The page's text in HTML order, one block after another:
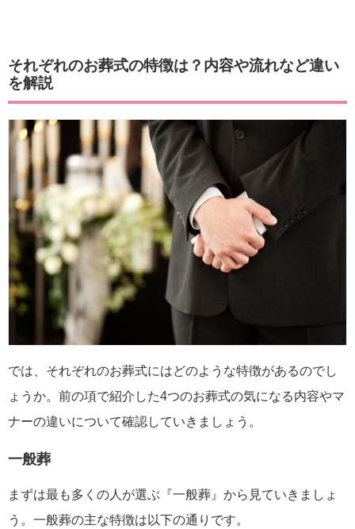
それぞれのお葬式の特徴は？内容や流れなど違い
を解説
では、それぞれのお葬式にはどのような特徴があるのでし
ょうか。前の項で紹介した4つのお葬式の気になる内容やマ
ナーの違いについて確認していきましょう。
一般葬
まずは最も多くの人が選ぶ『一般葬』から見ていきましょ
う。一般葬の主な特徴は以下の通りです。